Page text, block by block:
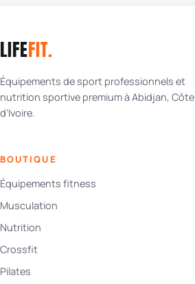
LIFEFIT.
Équipements de sport professionnels et
nutrition sportive premium à Abidjan, Côte
d'Ivoire.
BOUTIQUE
Équipements fitness
Musculation
Nutrition
Crossfit
Pilates